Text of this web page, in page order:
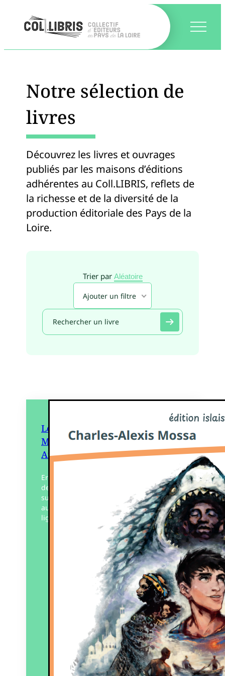
Notre sélection de
livres
Découvrez les livres et ouvrages
publiés par les maisons d’éditions
adhérentes au Coll.LIBRIS, reflets de
la richesse et de la diversité de la
production éditoriale des Pays de la
Loire.
Trier par Aléatoire
Ajouter un filtre
Le Requin ventriloque –
Mémoires d’un mousse en
Afrique
Erwan, adolescent de l’École des pêches
de l’île d’Yeu embarque comme mousse
sur un chalutier spécialisé dans la pêche
au thon. Un formidable récit dans la
lignée des…
Édition Islaise
01/03/2026